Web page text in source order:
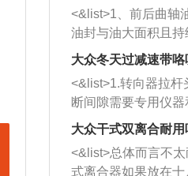
西取出来。但如果
的堵塞，就需要将
洗剂对堵塞的情况得
放在燃油箱中，与燃
动时，就可以和汽
室，最后形成废气
催化器得到清洗，
能够得到解决。
一圈半的练习，往
圈数。 <&list>3、最
习，这样就可以形成
驾驶车辆时，不需
向。
<&list>1、前后曲轴
油封与油大面积且
和发动机内持续温
逐渐减弱，导致渗
活塞间隙过大：积
的间隙扩大，导致
造成烧机油。
机油粘度过小的话
象，机油粘度过小具
大众冬天过减速带
<&list>1.转向器拉杆
断间隙需要专用仪
无法制作，需要将
店；<&list>2.车辆半
裂，破裂后会出现漏
大众干式双离合耐用
<&list>总体而言不
式离合器如果放在